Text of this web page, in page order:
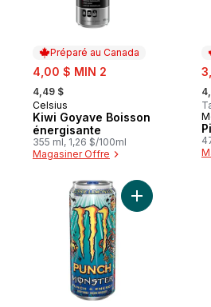
Préparé au Canada
sale:
4,00 $ MIN 2
, formerly:
4,49 $
Préparé au Canada
Celsius
Kiwi Goyave Boisson
énergisante
355 ml, 1,26 $/100ml
Magasiner Offre
,
Ajouter